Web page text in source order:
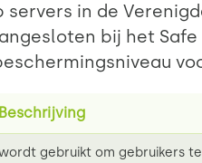
in de
bij het
Beschrijving
gebruikt om gebruikers